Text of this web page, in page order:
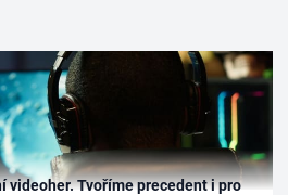
videoher. Tvoříme precedent i pro